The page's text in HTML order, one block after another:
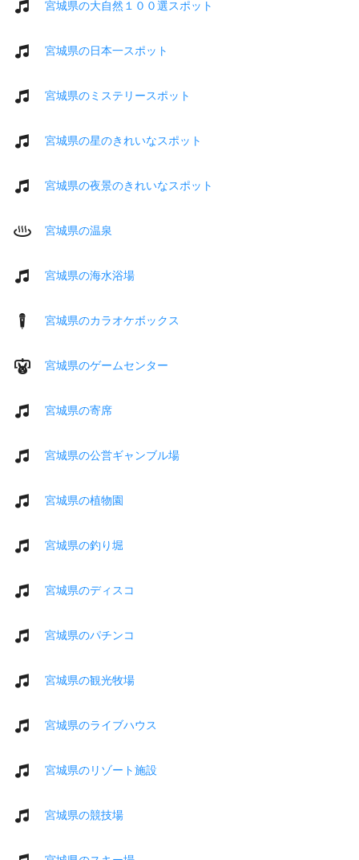
宮城県の大自然１００選スポット
宮城県の日本一スポット
宮城県のミステリースポット
宮城県の星のきれいなスポット
宮城県の夜景のきれいなスポット
宮城県の温泉
宮城県の海水浴場
宮城県のカラオケボックス
宮城県のゲームセンター
宮城県の寄席
宮城県の公営ギャンブル場
宮城県の植物園
宮城県の釣り堀
宮城県のディスコ
宮城県のパチンコ
宮城県の観光牧場
宮城県のライブハウス
宮城県のリゾート施設
宮城県の競技場